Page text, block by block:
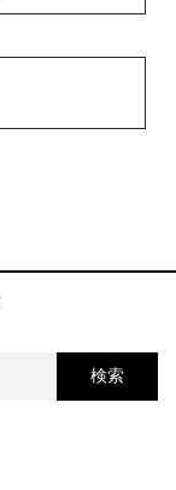
検索